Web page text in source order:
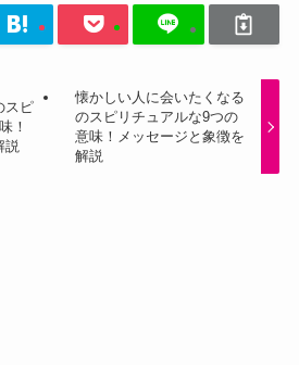
スピ
！
説
懐かしい人に会いたくなる
のスピリチュアルな9つの
意味！メッセージと象徴を
解説